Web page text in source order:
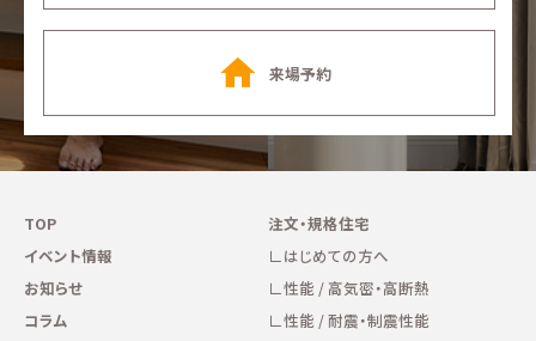
来場予約
TOP
イベント情報
お知らせ
コラム
注文・規格住宅
はじめての方へ
性能 / 高気密・高断熱
性能 / 耐震・制震性能